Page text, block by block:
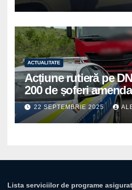
ACTUALITATE
Acțiune rutieră pe
200 de șoferi
polițiștii din
22 SEPTEMBRIE 2025
Lista serviciilor de programe